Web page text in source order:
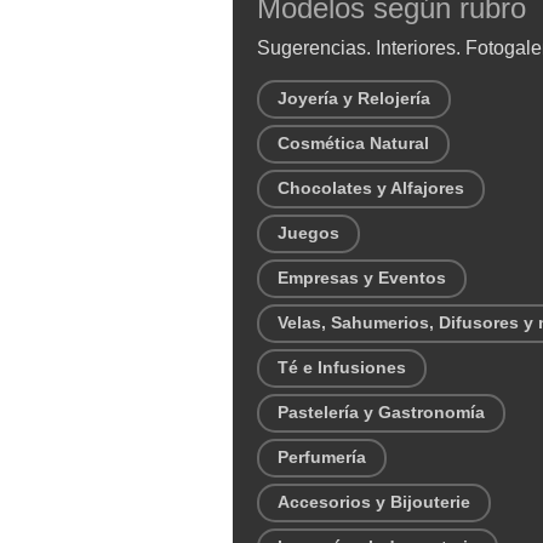
Modelos según rubro
Sugerencias. Interiores.
Joyería y Relojería
Cosmética Natural
Chocolates y Alfajores
Juegos
Empresas y Eventos
Velas, Sahumerios, Difusores y
Té e Infusiones
Pastelería y Gastronomía
Perfumería
Accesorios y Bijouterie